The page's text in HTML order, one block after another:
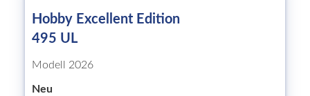
Hobby Excellent Edition
495 UL
Modell 2026
Neu